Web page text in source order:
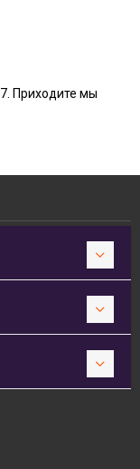
Приходите мы